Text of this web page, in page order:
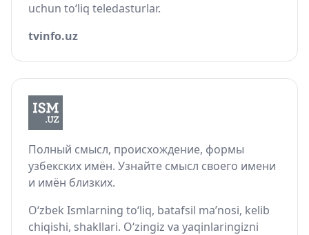
uchun to‘liq teledasturlar.
tvinfo.uz
Полный смысл, происхождение, формы
узбекских имён. Узнайте смысл своего имени
и имён близких.
O‘zbek Ismlarning to‘liq, batafsil ma’nosi, kelib
chiqishi, shakllari. O‘zingiz va yaqinlaringizni